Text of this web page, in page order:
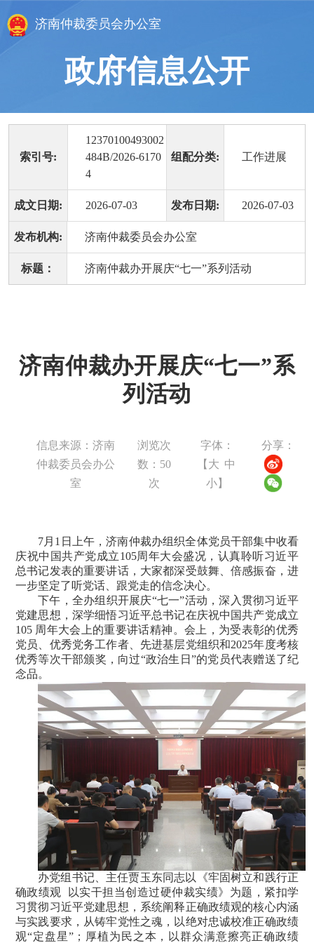
济南仲裁委员会办公室
政府信息公开
索引号:
12370100493002
484B/2026-6170
4
组配分类: 工作进展
成文日期: 2026-07-03 发布日期: 2026-07-03
发布机构: 济南仲裁委员会办公室
标题： 济南仲裁办开展庆“七一”系列活动
济南仲裁办开展庆“七一”系
列活动
信息来源：济南
仲裁委员会办公
室
浏览次
数： 50
次
字体：
【 大 中
小】
分享：
7月1日上午，济南仲裁办组织全体党员干部集中收看
庆祝中国共产党成立105周年大会盛况，认真聆听习近平
总书记发表的重要讲话，大家都深受鼓舞、倍感振奋，进
一步坚定了听党话、跟党走的信念决心。
下午，全办组织开展庆“七一”活动，深入贯彻习近平
党建思想，深学细悟习近平总书记在庆祝中国共产党成立
105 周年大会上的重要讲话精神。会上，为受表彰的优秀
党员、优秀党务工作者、先进基层党组织和2025年度考核
优秀等次干部颁奖，向过“政治生日”的党员代表赠送了纪
念品。
办党组书记、主任贾玉东同志以《牢固树立和践行正
确政绩观 以实干担当创造过硬仲裁实绩》为题，紧扣学
习贯彻习近平党建思想，系统阐释正确政绩观的核心内涵
与实践要求，从铸牢党性之魂，以绝对忠诚校准正确政绩
观“定盘星”；厚植为民之本，以群众满意擦亮正确政绩